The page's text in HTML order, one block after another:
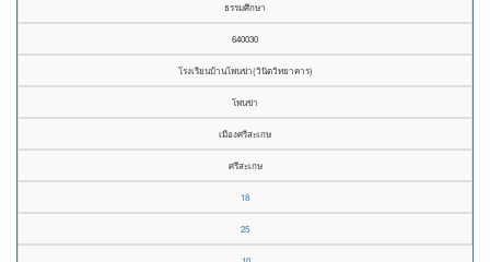
ธรรมศึกษา
640030
โรงเรียนบ้านโพนข่า(วินิตวิทยาคาร)
โพนข่า
เมืองศรีสะเกษ
ศรีสะเกษ
18
25